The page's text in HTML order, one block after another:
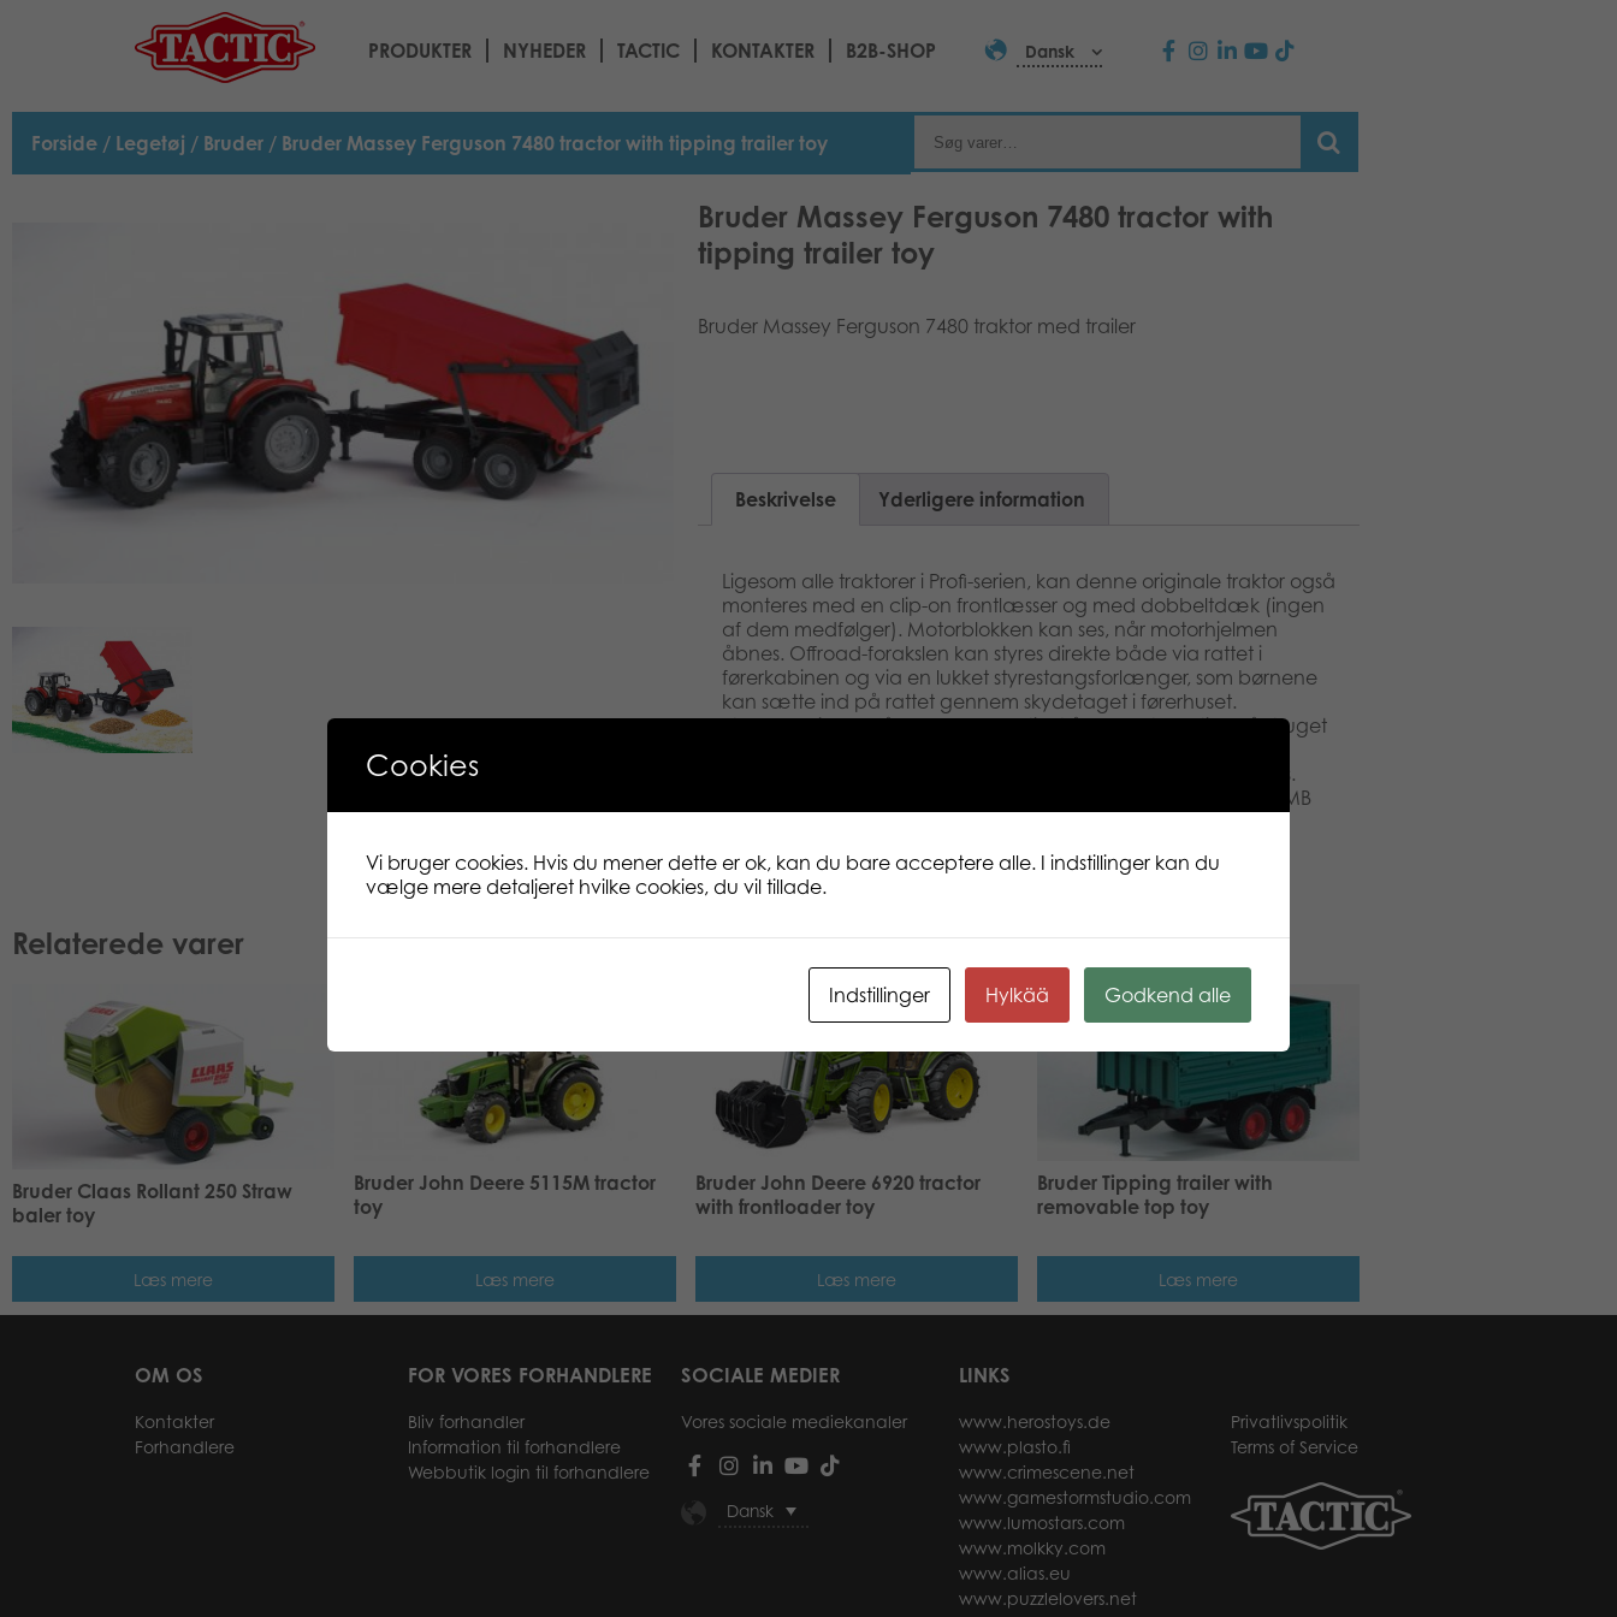
PRODUKTER NYHEDER TACTIC KONTAKTER B2B-SHOP Dansk
Forside / Legetøj / Bruder / Bruder Massey Ferguson 7480 tractor with tipping trailer toy
Bruder Massey Ferguson 7480 tractor with
tipping trailer toy
Bruder Massey Ferguson 7480 traktor med trailer
Beskrivelse Yderligere information
Ligesom alle traktorer i Profi-serien, kan denne originale traktor også
monteres med en clip-on frontlæsser og med dobbeltdæk (ingen
af ​​dem medfølger). Motorblokken kan ses, når motorhjelmen
åbnes. Offroad-forakslen kan styres direkte både via rattet i
førerkabinen og via en lukket styrestangsforlænger, som børnene
kan sætte ind på rattet gennem skydetaget i førerhuset.
Stangsamlingen får bagklappen til at åbne automatisk, når truget
forbliver lukket, når den tipper. Kornudløbsskyderen kan åbnes.
Tipvognen kan kombineres med alle traktorer i Profi-serien og MB
Relaterede varer
Bruder Claas Rollant 250 Straw
baler toy
Læs mere
Bruder John Deere 5115M tractor
toy
Læs mere
Bruder John Deere 6920 tractor
with frontloader toy
Læs mere
Bruder Tipping trailer with
removable top toy
Læs mere
OM OS
Kontakter
Forhandlere
FOR VORES FORHANDLERE
Bliv forhandler
Information til forhandlere
Webbutik login til forhandlere
SOCIALE MEDIER
Vores sociale mediekanaler
Dansk
LINKS
www.herostoys.de
www.plasto.fi
www.crimescene.net
www.gamestormstudio.com
www.lumostars.com
www.molkky.com
www.alias.eu
www.puzzlelovers.net
Privatlivspolitik
Terms of Service
Cookies
Vi bruger cookies. Hvis du mener dette er ok, kan du bare acceptere alle. I indstillinger kan du
vælge mere detaljeret hvilke cookies, du vil tillade.
Indstillinger Hylkää Godkend alle